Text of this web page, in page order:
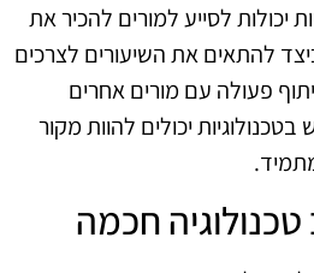
יכולות לסייע למורים להכיר את
להתאים את השיעורים לצרכים
פעולה עם מורים אחרים
בטכנולוגיות יכולים להוות מקור
חכמה